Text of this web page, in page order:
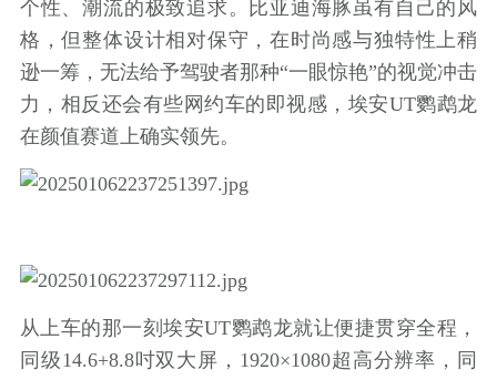
个性、潮流的极致追求。比亚迪海豚虽有自己的风
格，但整体设计相对保守，在时尚感与独特性上稍
逊一筹，无法给予驾驶者那种“一眼惊艳”的视觉冲击
力，相反还会有些网约车的即视感，埃安UT鹦鹉龙
在颜值赛道上确实领先。
从上车的那一刻埃安UT鹦鹉龙就让便捷贯穿全程，
同级14.6+8.8吋双大屏，1920×1080超高分辨率，同